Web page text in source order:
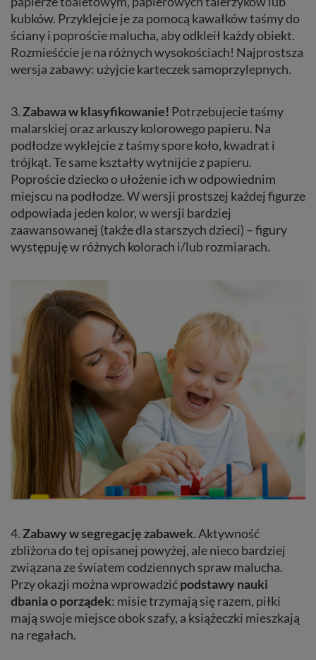
kubków. Przyklejcie je za pomocą kawałków taśmy do
ściany i poproście malucha, aby odkleił każdy obiekt.
Rozmieśćcie je na różnych wysokościach! Najprostsza
wersja zabawy: użyjcie karteczek samoprzylepnych.
3.Zabawa w klasyfikowanie! Potrzebujecie taśmy
malarskiej oraz arkuszy kolorowego papieru. Na
podłodze wyklejcie z taśmy spore koło, kwadrat i
trójkąt. Te same kształty wytnijcie z papieru.
Poproście dziecko o ułożenie ich w odpowiednim
miejscu na podłodze. W wersji prostszej każdej figurze
odpowiada jeden kolor, w wersji bardziej
zaawansowanej (także dla starszych dzieci) – figury
występuję w różnych kolorach i/lub rozmiarach.
4.Zabawy w segregację zabawek. Aktywność
zbliżona do tej opisanej powyżej, ale nieco bardziej
związana ze światem codziennych spraw malucha.
Przy okazji można wprowadzićpodstawy nauki
dbania o porządek: misie trzymają się razem, piłki
mają swoje miejsce obok szafy, a książeczki mieszkają
na regałach.